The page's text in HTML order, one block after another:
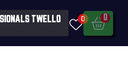
TWELLO 0 0